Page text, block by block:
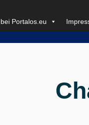
Portalos.eu